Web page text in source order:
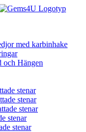
med karbinhake
och Hängen
stenar
stenar
stenar
stenar
stenar